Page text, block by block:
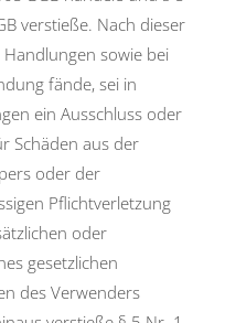
verstieße. Nach dieser
sowie bei
fände, sei in
ein Ausschluss oder
Schäden aus der
oder der
Pflichtverletzung
oder
gesetzlichen
des Verwenders